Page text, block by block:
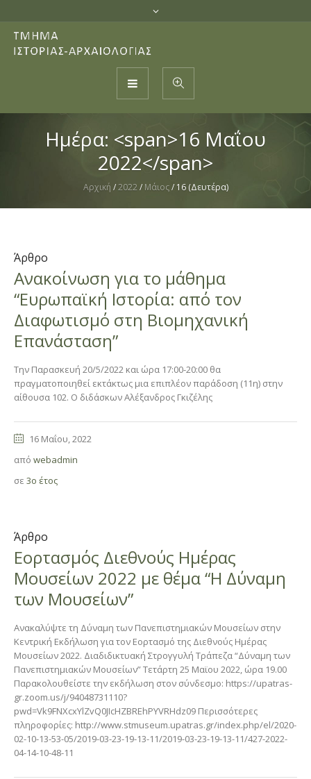
Ημέρα: <span>16 Μαΐου
2022</span>
Αρχική /2022 / Μάιος / 16 (Δευτέρα)
Άρθρο
Ανακοίνωση για το μάθημα
“Ευρωπαϊκή Ιστορία: από τον
Διαφωτισμό στη Βιομηχανική
Επανάσταση”
Την Παρασκευή 20/5/2022 και ώρα 17:00-20:00 θα
πραγματοποιηθεί εκτάκτως μια επιπλέον παράδοση (11η) στην
αίθουσα 102. Ο διδάσκων Αλέξανδρος Γκιζέλης
16 Μαΐου, 2022
από webadmin
σε 3ο έτος
Άρθρο
Εορτασμός Διεθνούς Ημέρας
Μουσείων 2022 με θέμα “Η Δύναμη
των Μουσείων”
Ανακαλύψτε τη Δύναμη των Πανεπιστημιακών Μουσείων στην
Κεντρική Εκδήλωση για τον Εορτασμό της Διεθνούς Ημέρας
Μουσείων 2022. Διαδιδικτυακή Στρογγυλή Τράπεζα “Δύναμη των
Πανεπιστημιακών Μουσείων” Τετάρτη 25 Μαϊου 2022, ώρα 19.00
Παρακολουθείστε την εκδήλωση στον σύνδεσμο: https://upatras-
gr.zoom.us/j/94048731110?
pwd=Vk9FNXcxYlZvQ0JIcHZBREhPYVRHdz09 Περισσότερες
πληροφορίες: http://www.stmuseum.upatras.gr/index.php/el/2020-
02-10-13-53-05/2019-03-23-19-13-11/2019-03-23-19-13-11/427-2022-
04-14-10-48-11